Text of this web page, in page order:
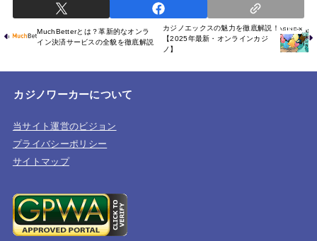
MuchBetterとは？革新的なオンラ
イン決済サービスの全貌を徹底解説
カジノエックスの魅力を徹底解説！
【2025年最新・オンラインカジ
ノ】
カジノワーカーについて
当サイト運営のビジョン
プライバシーポリシー
サイトマップ